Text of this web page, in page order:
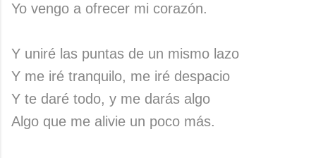
Yo vengo a ofrecer mi corazón.
Y uniré las puntas de un mismo lazo
Y me iré tranquilo, me iré despacio
Y te daré todo, y me darás algo
Algo que me alivie un poco más.